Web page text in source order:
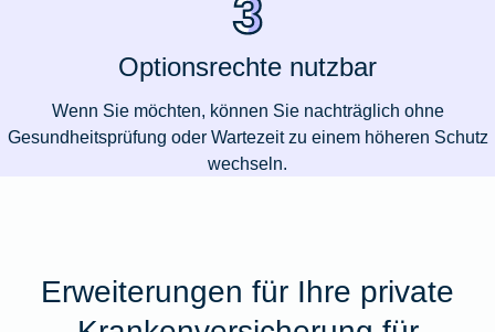
Optionsrechte nutzbar
Wenn Sie möchten, können Sie nachträglich ohne
Gesundheitsprüfung oder Wartezeit zu einem höheren Schutz
wechseln.
Erweiterungen für Ihre private